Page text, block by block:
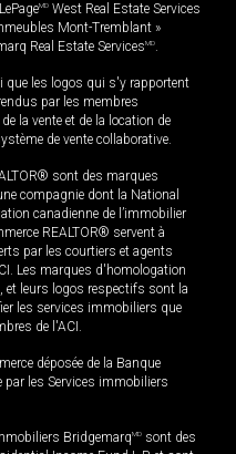
MD West Real Estate Services
Mont-Tremblant »
Real Estate ServicesMD.
que les logos qui s'y rapportent
par les membres
la vente et de la location de
de vente collaborative.
sont des marques
compagnie dont la National
canadienne de l’immobilier
REALTOR® servent à
par les courtiers et agents
Les marques d'homologation
leurs logos respectifs sont la
les services immobiliers que
de l'ACI.
déposée de la Banque
par les Services immobiliers
BridgemarqMD sont des